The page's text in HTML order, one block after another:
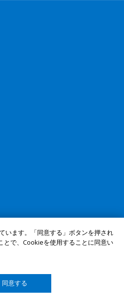
University
います。「同意する」ボタンを押され
とで、Cookieを使用することに同意い
同意する